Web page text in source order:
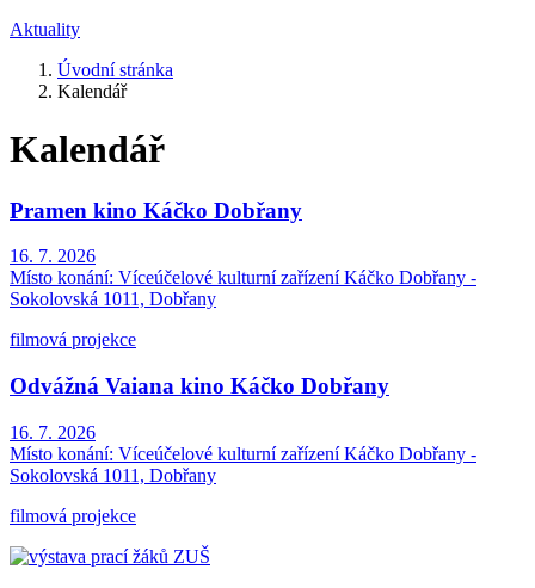
Aktuality
Úvodní stránka
Kalendář
Kalendář
Pramen kino Káčko Dobřany
16. 7. 2026
Místo konání: Víceúčelové kulturní zařízení Káčko Dobřany -
Sokolovská 1011, Dobřany
filmová projekce
Odvážná Vaiana kino Káčko Dobřany
16. 7. 2026
Místo konání: Víceúčelové kulturní zařízení Káčko Dobřany -
Sokolovská 1011, Dobřany
filmová projekce